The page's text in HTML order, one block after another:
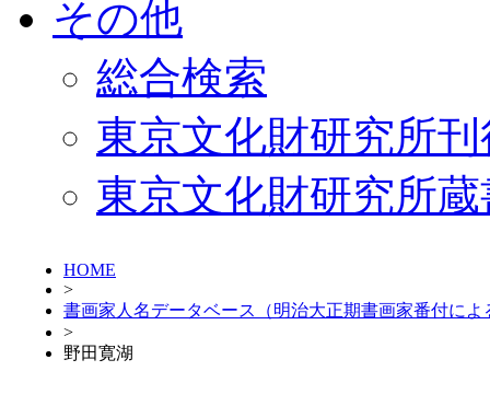
その他
総合検索
東京文化財研究所
東京文化財研究所
HOME
>
書画家人名データベース（明治大正期書画家番付によ
>
野田寛湖